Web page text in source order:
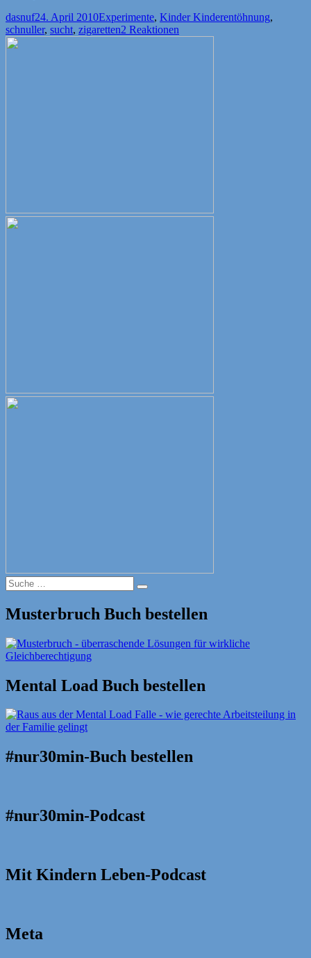
Autor
dasnufVeröffentlicht
am
24. April 2010Kategorien
Experimente, Kinder KinderSchlagwörter
entöhnung,
schnuller, sucht, zigaretten2 Reaktionen
Suche
nach:
Suche
Musterbruch Buch bestellen
Mental Load Buch bestellen
#nur30min-Buch bestellen
#nur30min-Podcast
Mit Kindern Leben-Podcast
Meta